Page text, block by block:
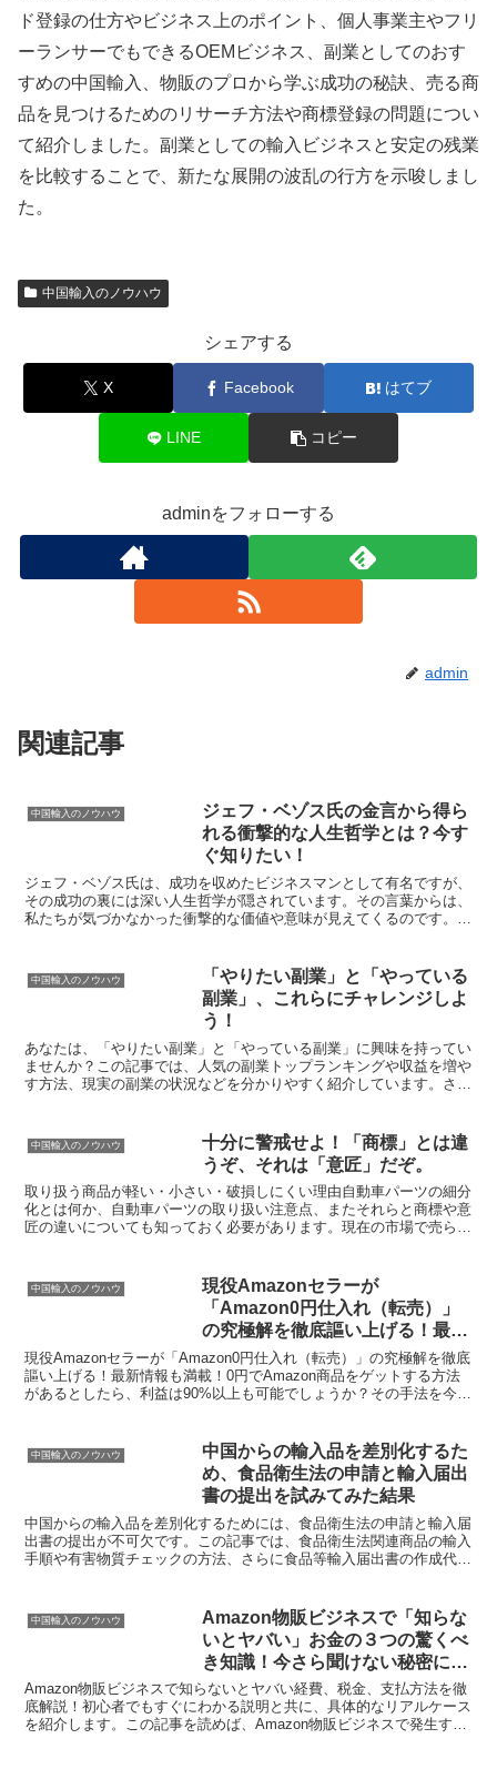
ド登録の仕方やビジネス上のポイント、個人事業主やフリ
ーランサーでもできるOEMビジネス、副業としてのおす
すめの中国輸入、物販のプロから学ぶ成功の秘訣、売る商
品を見つけるためのリサーチ方法や商標登録の問題につい
て紹介しました。副業としての輸入ビジネスと安定の残業
を比較することで、新たな展開の波乱の行方を示唆しまし
た。
中国輸入のノウハウ
シェアする
X Facebook はてブ
LINE コピー
adminをフォローする
admin
関連記事
中国輸入のノウハウ
ジェフ・ベゾス氏の金言から得ら
れる衝撃的な人生哲学とは？今す
ぐ知りたい！
ジェフ・ベゾス氏は、成功を収めたビジネスマンとして有名ですが、
その成功の裏には深い人生哲学が隠されています。その言葉からは、
私たちが気づかなかった衝撃的な価値や意味が見えてくるのです。こ
中国輸入のノウハウ
「やりたい副業」と「やっている
副業」、これらにチャレンジしよ
う！
あなたは、「やりたい副業」と「やっている副業」に興味を持ってい
ませんか？この記事では、人気の副業トップランキングや収益を増や
す方法、現実の副業の状況などを分かりやすく紹介しています。さら
中国輸入のノウハウ
十分に警戒せよ！「商標」とは違
うぞ、それは「意匠」だぞ。
取り扱う商品が軽い・小さい・破損しにくい理由自動車パーツの細分
化とは何か、自動車パーツの取り扱い注意点、またそれらと商標や意
匠の違いについても知っておく必要があります。現在の市場で売られ
中国輸入のノウハウ
現役Amazonセラーが
「Amazon0円仕入れ（転売）」
の究極解を徹底謳い上げる！最新
情報も満載！
現役Amazonセラーが「Amazon0円仕入れ（転売）」の究極解を徹底
謳い上げる！最新情報も満載！0円でAmazon商品をゲットする方法
があるとしたら、利益は90%以上も可能でしょうか？その手法を今回
中国輸入のノウハウ
中国からの輸入品を差別化するた
め、食品衛生法の申請と輸入届出
書の提出を試みてみた結果
中国からの輸入品を差別化するためには、食品衛生法の申請と輸入届
出書の提出が不可欠です。この記事では、食品衛生法関連商品の輸入
手順や有害物質チェックの方法、さらに食品等輸入届出書の作成代行
中国輸入のノウハウ
Amazon物販ビジネスで「知らな
いとヤバい」お金の３つの驚くべ
き知識！今さら聞けない秘密に迫
る！
Amazon物販ビジネスで知らないとヤバい経費、税金、支払方法を徹
底解説！初心者でもすぐにわかる説明と共に、具体的なリアルケース
を紹介します。この記事を読めば、Amazon物販ビジネスで発生する